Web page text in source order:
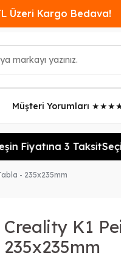
Üzeri Kargo Bedava!
Müşteri Yorumları
Fiyatına 3 Taksit
- 235x235mm
Creality K1
235x235mm